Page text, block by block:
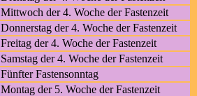
Mittwoch der 4. Woche der Fastenzeit
Donnerstag der 4. Woche der Fastenzeit
Freitag der 4. Woche der Fastenzeit
Samstag der 4. Woche der Fastenzeit
Fünfter Fastensonntag
Montag der 5. Woche der Fastenzeit